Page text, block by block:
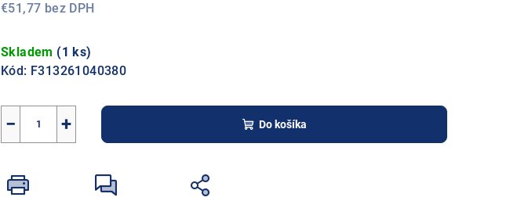
€51,77 bez DPH
cena:
Skladem (1 ks)
Kód: F313261040380
+
− Do košíka